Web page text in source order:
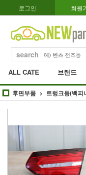
로그인 회원
search
ALL CATE 브랜드
후면부품 트렁크등(백피